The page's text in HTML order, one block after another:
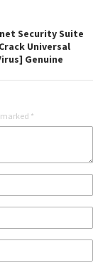
Security Suite
Universal
Genuine
*